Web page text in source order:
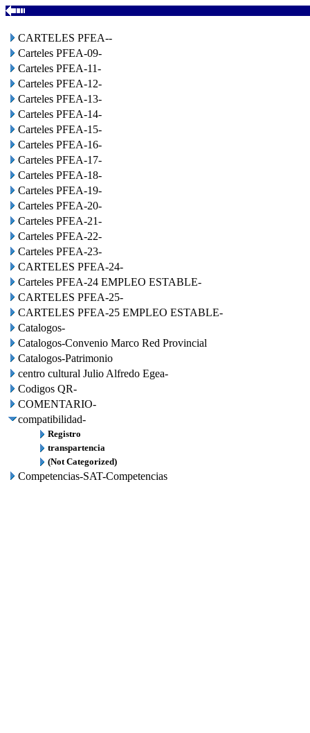
CARTELES PFEA--
Carteles PFEA-09-
Carteles PFEA-11-
Carteles PFEA-12-
Carteles PFEA-13-
Carteles PFEA-14-
Carteles PFEA-15-
Carteles PFEA-16-
Carteles PFEA-17-
Carteles PFEA-18-
Carteles PFEA-19-
Carteles PFEA-20-
Carteles PFEA-21-
Carteles PFEA-22-
Carteles PFEA-23-
CARTELES PFEA-24-
Carteles PFEA-24 EMPLEO ESTABLE-
CARTELES PFEA-25-
CARTELES PFEA-25 EMPLEO ESTABLE-
Catalogos-
Catalogos-Convenio Marco Red Provincial
Catalogos-Patrimonio
centro cultural Julio Alfredo Egea-
Codigos QR-
COMENTARIO-
compatibilidad-
Registro
transpartencia
(Not Categorized)
Competencias-SAT-Competencias